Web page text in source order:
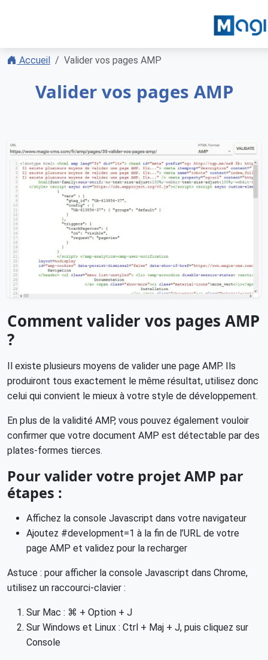
Accueil Valider vos pages AMP
Valider vos pages AMP
Comment valider vos pages AMP
?
Il existe plusieurs moyens de valider une page AMP. Ils
produiront tous exactement le même résultat, utilisez donc
celui qui convient le mieux à votre style de développement.
En plus de la validité AMP, vous pouvez également vouloir
confirmer que votre document AMP est détectable par des
plates-formes tierces.
Pour valider votre projet AMP par
étapes :
Affichez la console Javascript dans votre navigateur
Ajoutez #development=1 à la fin de l’URL de votre
page AMP et validez pour la recharger
Astuce : pour afficher la console Javascript dans Chrome,
utilisez un raccourci-clavier :
Sur Mac : ⌘ + Option + J
Sur Windows et Linux : Ctrl + Maj + J, puis cliquez sur
Console